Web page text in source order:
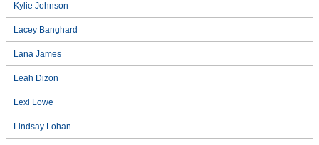
Kylie Johnson
Lacey Banghard
Lana James
Leah Dizon
Lexi Lowe
Lindsay Lohan